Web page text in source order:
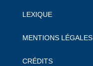
LEXIQUE
MENTIONS LÉGALES
CRÉDITS